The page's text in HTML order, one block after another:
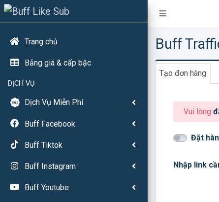
Trang chủ
Bảng giá & cấp bậc
DỊCH VỤ
Dịch Vụ Miễn Phí
Buff Facebook
Buff Tiktok
Buff Instagram
Buff Youtube
Buff
Tạo đơn hàng
Vui lòng
Đặt
Nhập link